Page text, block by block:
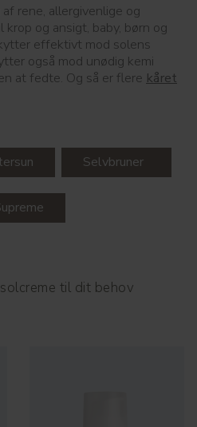
rene, allergivenlige og
og ansigt, baby, børn og
effektivt mod solens
også mod unødig kemi
at fedte. Og så er flere kåret
Selvbruner
til dit behov